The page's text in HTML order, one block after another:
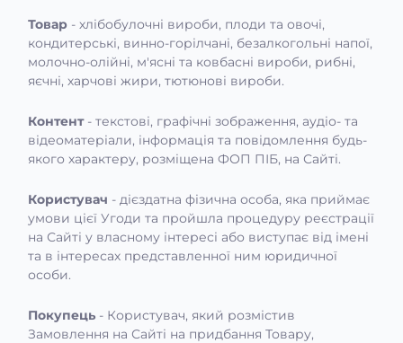
Товар - хлібобулочні вироби, плоди та овочі,
кондитерські, винно-горілчані, безалкогольні напої,
молочно-олійні, м'ясні та ковбасні вироби, рибні,
яєчні, харчові жири, тютюнові вироби.
Контент- текстові, графічні зображення, аудіо- та
відеоматеріали, інформація та повідомлення будь-
якого характеру, розміщена ФОП ПІБ, на Сайті.
Користувач - дієздатна фізична особа, яка приймає
умови цієї Угоди та пройшла процедуру реєстрації
на Сайті у власному інтересі або виступає від імені
та в інтересах представленної ним юридичної
особи.
Покупець - Користувач, який розмістив
Замовлення на Сайті на придбання Товару,